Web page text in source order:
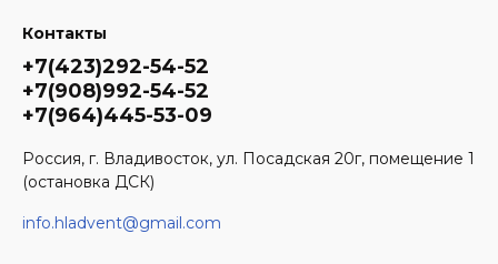
Контакты
+7(423)292-54-52
+7(908)992-54-52
+7(964)445-53-09
Россия, г. Владивосток, ул. Посадская 20г, помещение 1
(остановка ДСК)
info.hladvent@gmail.com